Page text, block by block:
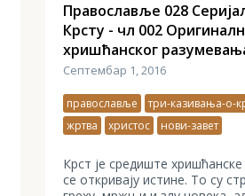
Православље 028
Крсту - чл 002
хришћанског
Септембар 1, 2016
православље три-казивања-о-
жртва
христос нови-завет
Крст је средиште
се откривају истине. То су